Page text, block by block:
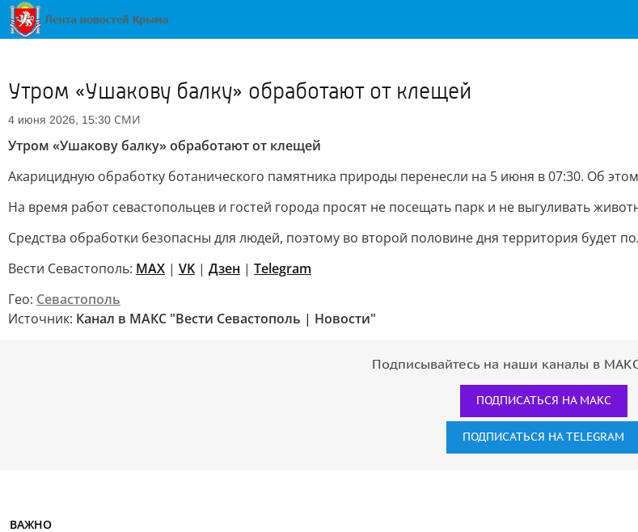
Утром «Ушакову балку» обработают от клещей
4 июня 2026, 15:30 СМИ
Утром «Ушакову балку» обработают от клещей
Акарицидную обработку ботанического памятника природы перенесли на 5 июня в 07:30. Об
На время работ севастопольцев и гостей города просят не посещать парк и не выгуливать
Средства обработки безопасны для людей, поэтому во второй половине дня территория будет
Вести Севастополь: MAX | VK | Дзен | Telegram
Гео: Севастополь
Источник: Канал в МАКС "Вести Севастополь | Новости"
Подписывайтесь на наши каналы в
ПОДПИСАТЬСЯ НА МАКС
ПОДПИСАТЬСЯ НА TELEGRAM
ВАЖНО